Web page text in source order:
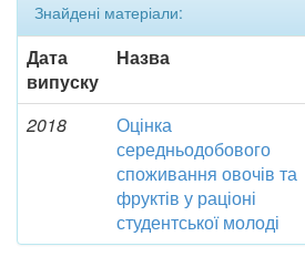
Знайдені матеріали:
Дата
випуску
Назва
2018
Оцінка
середньодобового
споживання овочів та
фруктів у раціоні
студентської молоді